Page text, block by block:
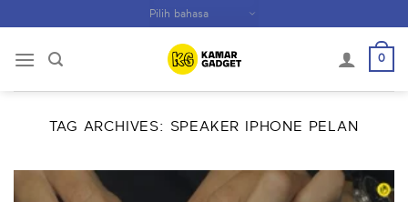
content
0
TAG ARCHIVES: SPEAKER IPHONE PELAN